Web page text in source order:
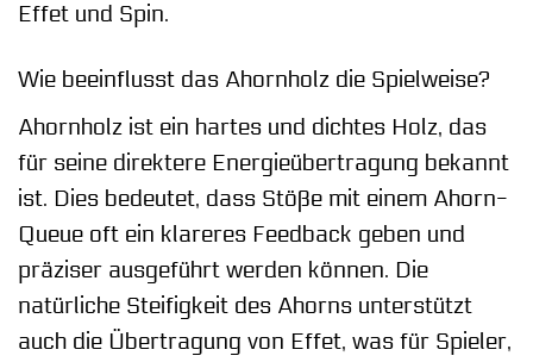
Effet und Spin.
Wie beeinflusst das Ahornholz die Spielweise?
Ahornholz ist ein hartes und dichtes Holz, das
für seine direktere Energieübertragung bekannt
ist. Dies bedeutet, dass Stöße mit einem Ahorn-
Queue oft ein klareres Feedback geben und
präziser ausgeführt werden können. Die
natürliche Steifigkeit des Ahorns unterstützt
auch die Übertragung von Effet, was für Spieler,